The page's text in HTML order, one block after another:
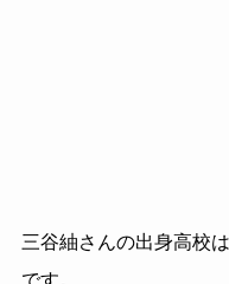
三谷紬さんの出身高校